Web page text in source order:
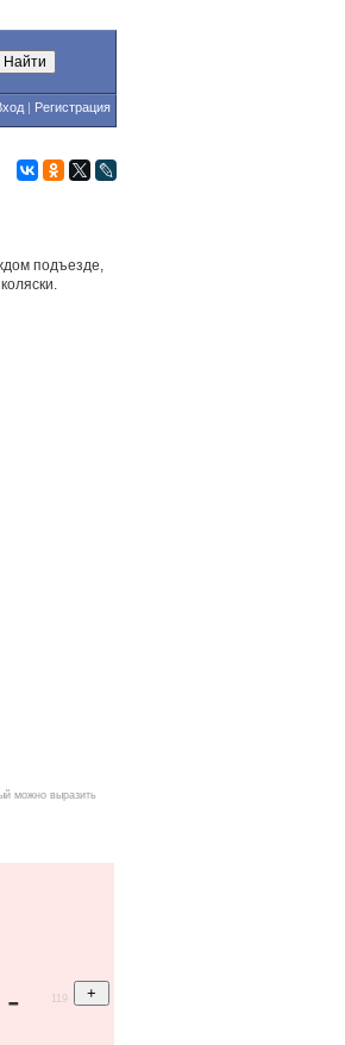
| Регистрация
подъезде,
можно выразить
119